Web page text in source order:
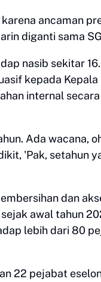
ancaman
diganti sama
nasib sekitar
kepada
internal
Ada wacana,
'Pak, setahun
dan
awal tahun
lebih dari 80
22 pejabat